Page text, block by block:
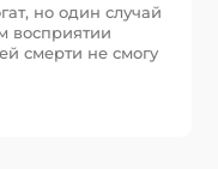
но один случай
восприятии
смерти не смогу